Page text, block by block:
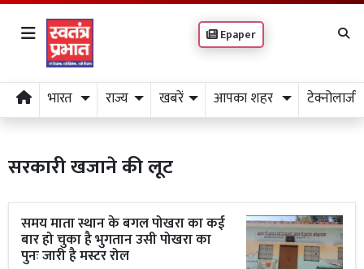
Epaper
भारत राज्य खबरें आपका शहर टेक्नोलाजी
सरकारी खजाने की लूट
समय माता स्थान के बगल पोखरा का कई
बार हो चुका है भुगतान उसी पोखरा का
पुनः जारी है मस्टर रोल